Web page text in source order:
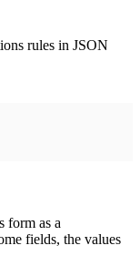
rules in JSON
form as a
fields, the values